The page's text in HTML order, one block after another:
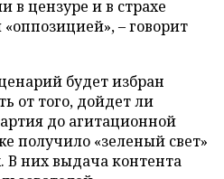
в цензуре и в страхе
– говорит
будет избран
от того, дойдет ли
до агитационной
получило «зеленый свет»
В них выдача контента